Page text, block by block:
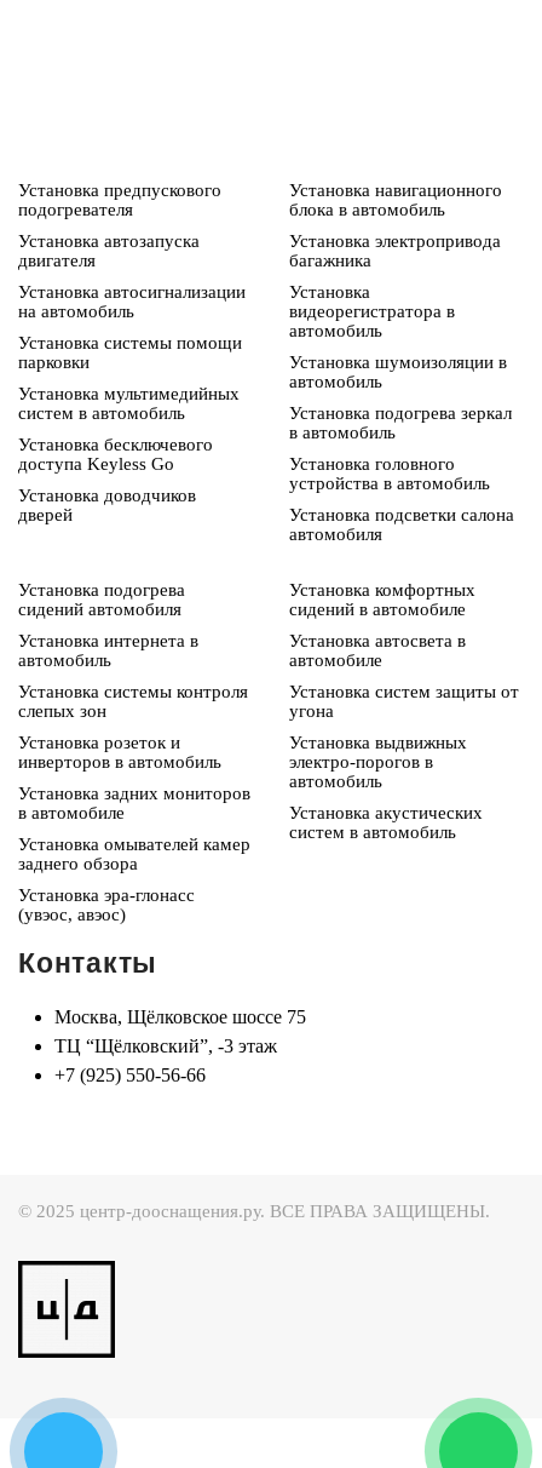
Установка предпускового
подогревателя
Установка автозапуска
двигателя
Установка автосигнализации
на автомобиль
Установка системы помощи
парковки
Установка мультимедийных
систем в автомобиль
Установка бесключевого
доступа Keyless Go
Установка доводчиков
дверей
Установка навигационного
блока в автомобиль
Установка электропривода
багажника
Установка
видеорегистратора в
автомобиль
Установка шумоизоляции в
автомобиль
Установка подогрева зеркал
в автомобиль
Установка головного
устройства в автомобиль
Установка подсветки салона
автомобиля
Установка подогрева
сидений автомобиля
Установка интернета в
автомобиль
Установка системы контроля
слепых зон
Установка розеток и
инверторов в автомобиль
Установка задних мониторов
в автомобиле
Установка омывателей камер
заднего обзора
Установка эра-глонасс
(увэос, авэос)
Установка комфортных
сидений в автомобиле
Установка автосвета в
автомобиле
Установка систем защиты от
угона
Установка выдвижных
электро-порогов в
автомобиль
Установка акустических
систем в автомобиль
Контакты
Москва, Щёлковское шоссе 75
ТЦ “Щёлковский”, -3 этаж
+7 (925) 550-56-66
© 2025 центр-дооснащения.ру. ВСЕ ПРАВА ЗАЩИЩЕНЫ.